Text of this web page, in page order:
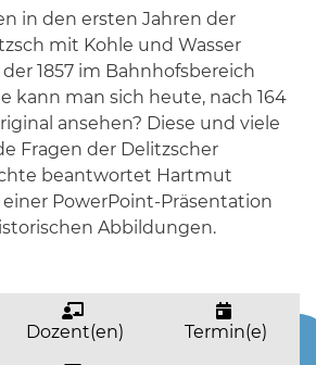
in den ersten Jahren der
mit Kohle und Wasser
1857 im Bahnhofsbereich
kann man sich heute, nach 164
ansehen? Diese und viele
Fragen der Delitzscher
beantwortet Hartmut
PowerPoint-Präsentation
Abbildungen.
Dozent(en) Termin(e)